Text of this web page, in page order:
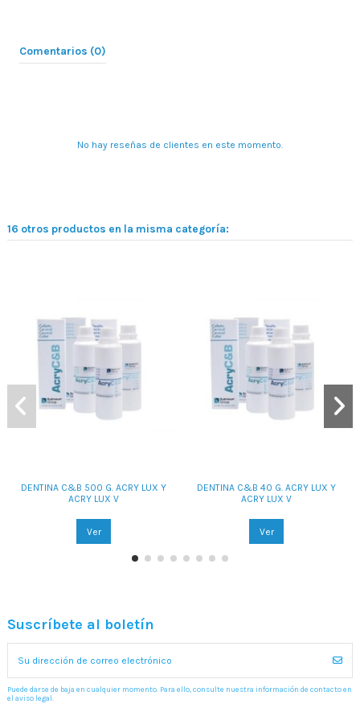
Comentarios (0)
No hay reseñas de clientes en este momento.
16 otros productos en la misma categoría:
DENTINA C&B 500 G. ACRY LUX Y
ACRY LUX V
Ver
DENTINA C&B 40 G. ACRY LUX Y
ACRY LUX V
Ver
Suscríbete al boletín
Puede darse de baja en cualquier momento. Para ello, consulte nuestra información de contacto en
el aviso legal.